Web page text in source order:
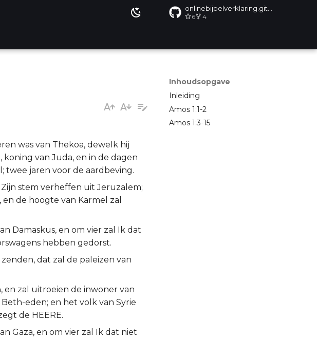
6 4
Inhoudsopgave
Inleiding
Amos 1:1-2
Amos 1:3-15
was van Thekoa, dewelk hij
koning van Juda, en in de dagen
twee jaren voor de aardbeving.
stem verheffen uit Jeruzalem;
de hoogte van Karmel zal
Damaskus, en om vier zal Ik dat
hebben gedorst.
dat zal de paleizen van
en zal uitroeien de inwoner van
eden; en het volk van Syrie
de HEERE.
Gaza, en om vier zal Ik dat niet